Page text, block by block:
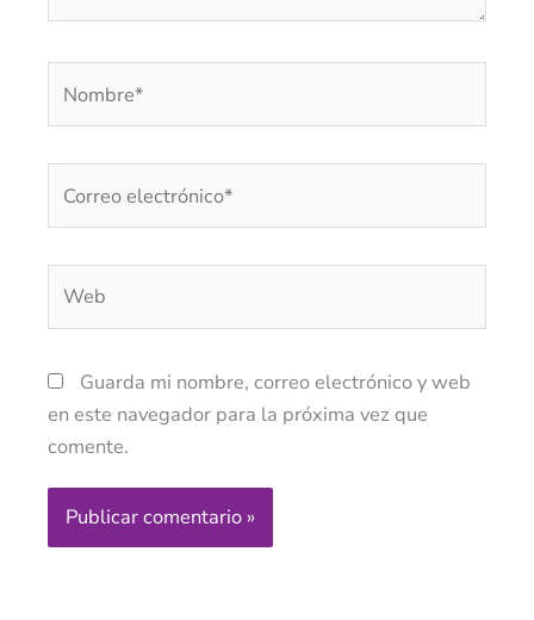
electrónico*
Guarda mi nombre, correo electrónico y web
en este navegador para la próxima vez que
comente.